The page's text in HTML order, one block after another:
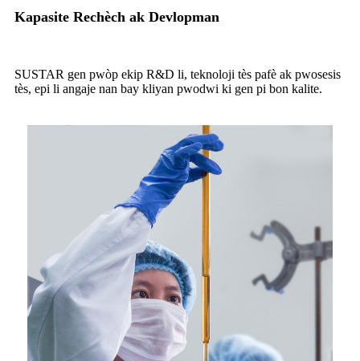
Kapasite Rechèch ak Devlopman
SUSTAR gen pwòp ekip R&D li, teknoloji tès pafè ak pwosesis
tès, epi li angaje nan bay kliyan pwodwi ki gen pi bon kalite.